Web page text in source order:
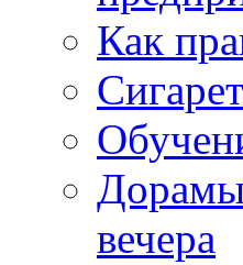
Как
Дорамы
вечера